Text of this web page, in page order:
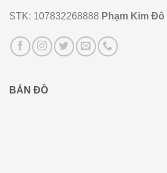
STK: 107832268888 Phạm Kim Đô
BẢN ĐỒ